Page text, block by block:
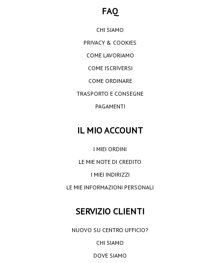
FAQ
CHI SIAMO
PRIVACY & COOKIES
COME LAVORIAMO
COME ISCRIVERSI
COME ORDINARE
TRASPORTO E CONSEGNE
PAGAMENTI
IL MIO ACCOUNT
I MIEI ORDINI
LE MIE NOTE DI CREDITO
I MIEI INDIRIZZI
LE MIE INFORMAZIONI PERSONALI
SERVIZIO CLIENTI
NUOVO SU CENTRO UFFICIO?
CHI SIAMO
DOVE SIAMO